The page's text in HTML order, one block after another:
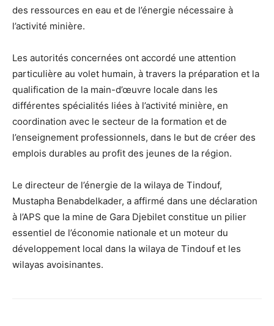
des ressources en eau et de l’énergie nécessaire à
l’activité minière.
Les autorités concernées ont accordé une attention
particulière au volet humain, à travers la préparation et la
qualification de la main-d’œuvre locale dans les
différentes spécialités liées à l’activité minière, en
coordination avec le secteur de la formation et de
l’enseignement professionnels, dans le but de créer des
emplois durables au profit des jeunes de la région.
Le directeur de l’énergie de la wilaya de Tindouf,
Mustapha Benabdelkader, a affirmé dans une déclaration
à l’APS que la mine de Gara Djebilet constitue un pilier
essentiel de l’économie nationale et un moteur du
développement local dans la wilaya de Tindouf et les
wilayas avoisinantes.